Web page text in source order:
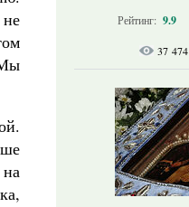
Рейтинг: 9.9
37 474